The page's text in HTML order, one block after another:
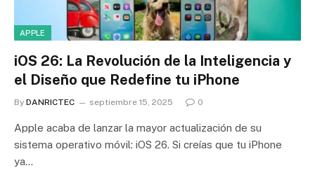
APPLE
iOS 26: La Revolución de la Inteligencia y
el Diseño que Redefine tu iPhone
By DANRICTEC septiembre 15, 2025 0
Apple acaba de lanzar la mayor actualización de su
sistema operativo móvil: iOS 26. Si creías que tu iPhone
ya…